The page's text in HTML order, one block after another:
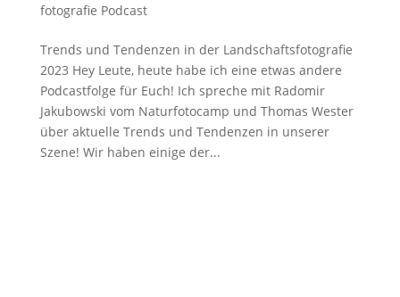
fotografie Podcast
Trends und Tendenzen in der Landschaftsfotografie
2023 Hey Leute, heute habe ich eine etwas andere
Podcastfolge für Euch! Ich spreche mit Radomir
Jakubowski vom Naturfotocamp und Thomas Wester
über aktuelle Trends und Tendenzen in unserer
Szene! Wir haben einige der...